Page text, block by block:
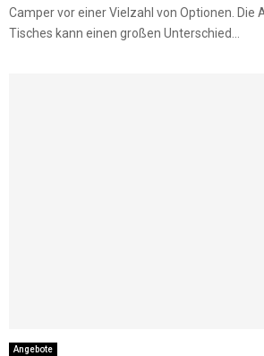
Camper vor einer Vielzahl von Optionen. Die
Tisches kann einen großen Unterschied...
Angebote